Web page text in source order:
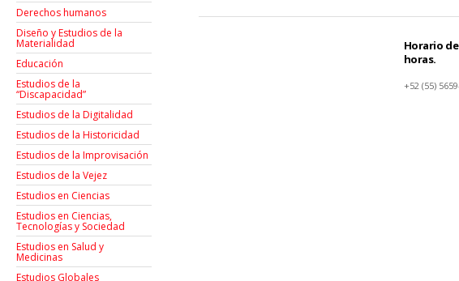
Derechos humanos
Diseño y Estudios de la
Materialidad
Educación
Estudios de la
“Discapacidad”
Estudios de la Digitalidad
Estudios de la Historicidad
Estudios de la Improvisación
Estudios de la Vejez
Estudios en Ciencias
Estudios en Ciencias,
Tecnologías y Sociedad
Estudios en Salud y
Medicinas
Estudios Globales
Horario
horas.
+52 (55)